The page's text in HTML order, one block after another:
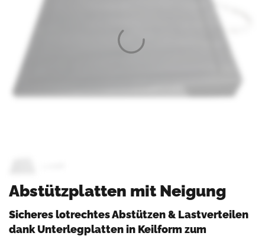
Abstützplatten mit Neigung
Sicheres lotrechtes Abstützen & Lastverteilen
dank Unterlegplatten in Keilform zum